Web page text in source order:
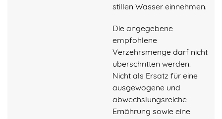
stillen Wasser einnehmen.
Die angegebene
empfohlene
Verzehrsmenge darf nicht
überschritten werden.
Nicht als Ersatz für eine
ausgewogene und
abwechslungsreiche
Ernährung sowie eine